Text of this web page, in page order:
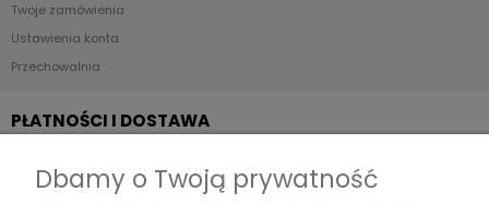
Twoje zamówienia
Ustawienia konta
Przechowalnia
PŁATNOŚCI I DOSTAWA
Formy płatności
Dbamy o Twoją prywatność